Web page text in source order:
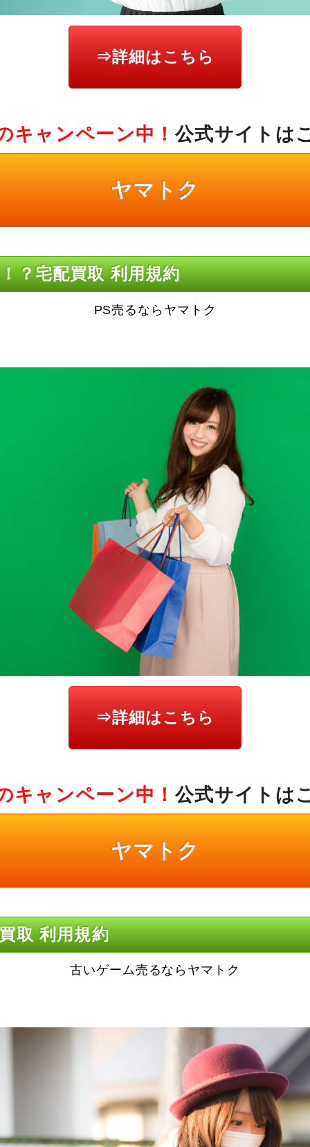
⇒詳細はこちら
キャンペーン中！ 公式サイトは
ヤマトク
？宅配買取 利用規約
PS売るならヤマトク
⇒詳細はこちら
キャンペーン中！ 公式サイトは
ヤマトク
取 利用規約
古いゲーム売るならヤマトク